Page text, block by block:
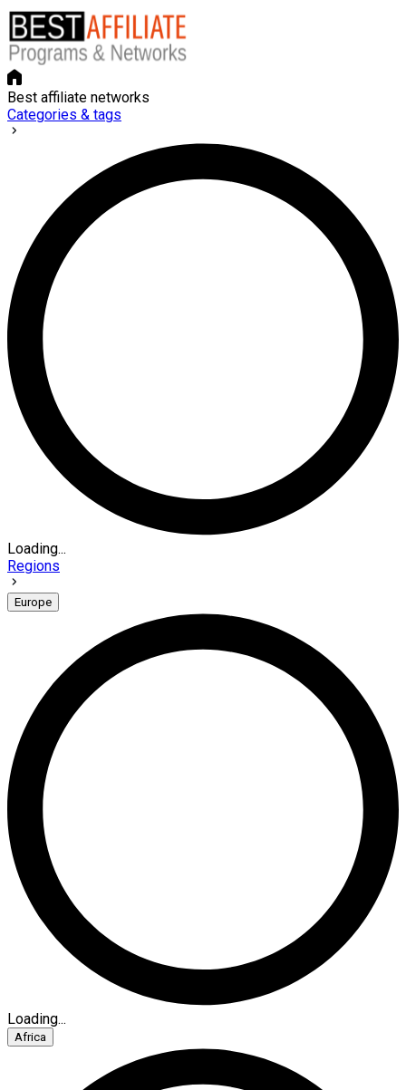
Best affiliate networks
Categories & tags
Loading...
Regions
Europe
Loading...
Africa